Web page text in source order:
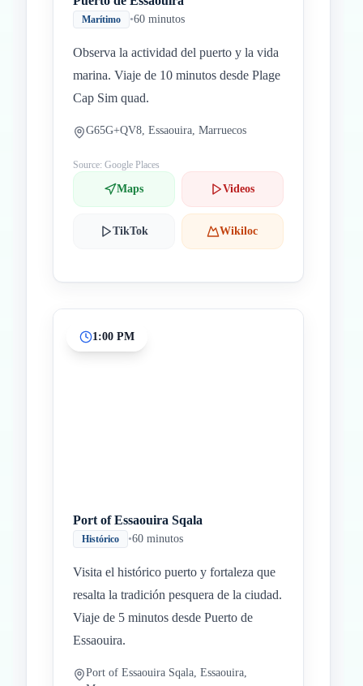
Marítimo •60 minutos
Observa la actividad del puerto y la vida
marina. Viaje de 10 minutos desde Plage
Cap Sim quad.
G65G+QV8, Essaouira, Marruecos
Source: Google Places
Maps Videos
TikTok Wikiloc
1:00 PM
Port of Essaouira Sqala
Histórico •60 minutos
Visita el histórico puerto y fortaleza que
resalta la tradición pesquera de la ciudad.
Viaje de 5 minutos desde Puerto de
Essaouira.
Port of Essaouira Sqala, Essaouira,